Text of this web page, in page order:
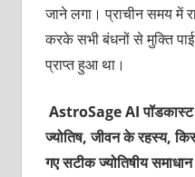
जाने लगा। प्राचीन समय में
करके सभी बंधनों से मुक्ति
प्राप्त हुआ था।
AstroSage AI
ज्योतिष, जीवन के रहस्य,
गए सटीक ज्योतिषीय